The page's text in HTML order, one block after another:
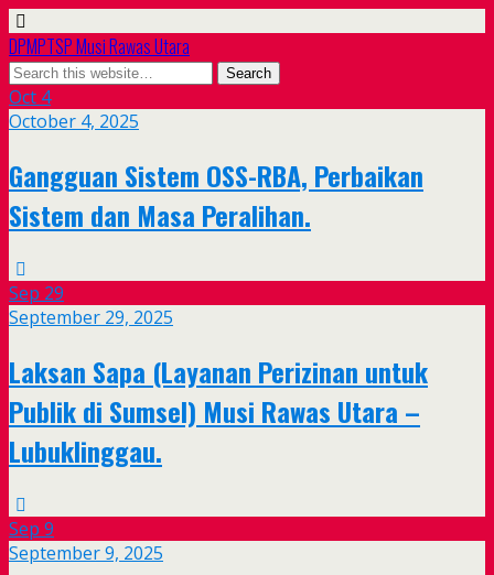
DPMPTSP Musi Rawas Utara
Oct 4
October 4, 2025
Gangguan Sistem OSS-RBA, Perbaikan
Sistem dan Masa Peralihan.
Sep 29
September 29, 2025
Laksan Sapa (Layanan Perizinan untuk
Publik di Sumsel) Musi Rawas Utara –
Lubuklinggau.
Sep 9
September 9, 2025